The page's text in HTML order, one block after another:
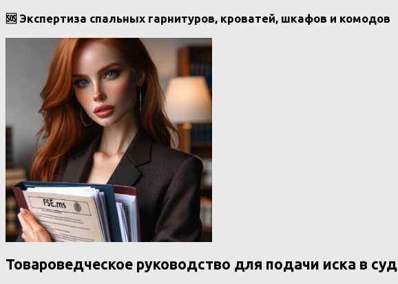
🆘 Экспертиза спальных гарнитуров, кроватей, шкафов и комодов
Товароведческое руководство для подачи иска в суд